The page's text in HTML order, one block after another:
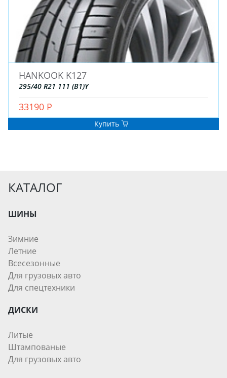
HANKOOK K127
295/40 R21 111 (B1)Y
33190 Р
Купить
КАТАЛОГ
ШИНЫ
Зимние
Летние
Всесезонные
Для грузовых авто
Для спецтехники
ДИСКИ
Литые
Штампованые
Для грузовых авто